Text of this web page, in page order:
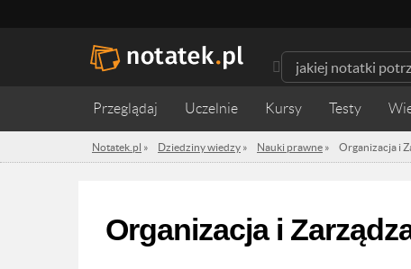
Przeglądaj Uczelnie Kursy Testy
Notatek.pl » Dziedziny wiedzy » Nauki prawne » Organizacja i
Organizacja i